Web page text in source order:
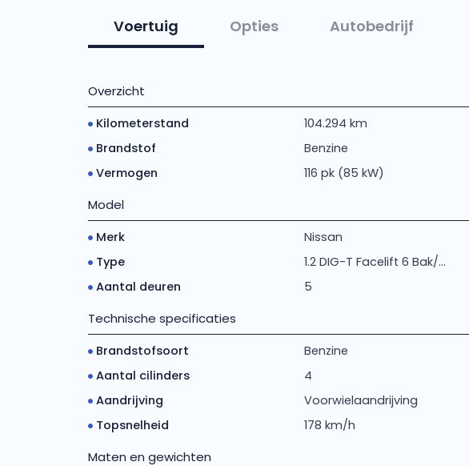
Voertuig Opties Autobedrijf
Overzicht
Kilometerstand 104.294 km
Brandstof
Benzine
Vermogen
116 pk (85 kW)
Model
Merk Nissan
Type
1.2 DIG-T Facelift 6 Bak/...
Aantal deuren
5
Technische specificaties
Brandstofsoort Benzine
Aantal cilinders
4
Aandrijving
Voorwielaandrijving
Topsnelheid
178 km/h
Maten en gewichten